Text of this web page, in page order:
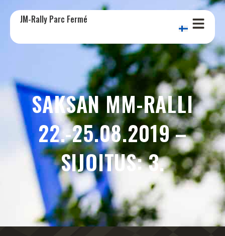
JM-Rally Parc Fermé
SAKSAN MM-RALLI
22.-25.08.2019 –
SIJOITUS: 3.